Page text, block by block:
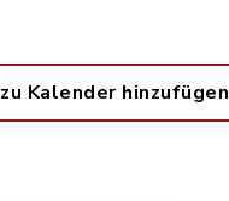
zu Kalender hinzufügen